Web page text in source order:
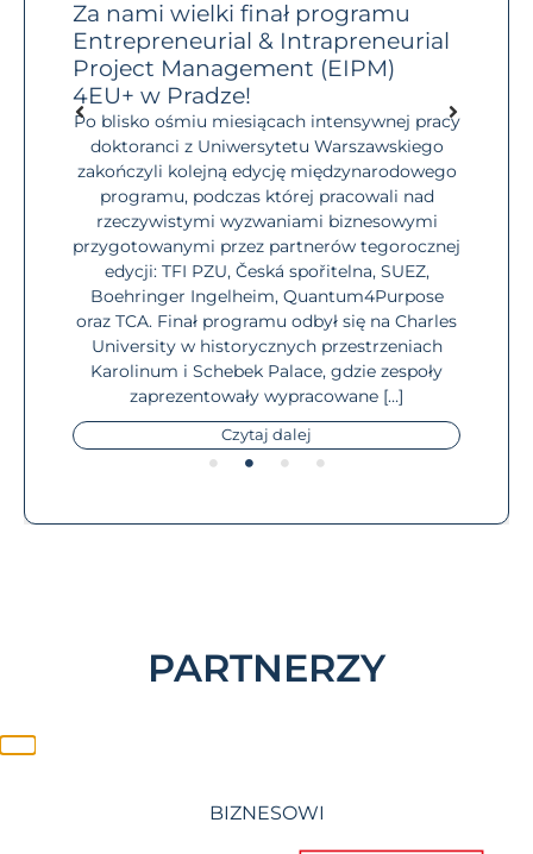
Za nami wielki finał programu
Entrepreneurial & Intrapreneurial
Project Management (EIPM)
4EU+ w Pradze!
Po blisko ośmiu miesiącach intensywnej pracy
doktoranci z Uniwersytetu Warszawskiego
zakończyli kolejną edycję międzynarodowego
programu, podczas której pracowali nad
rzeczywistymi wyzwaniami biznesowymi
przygotowanymi przez partnerów tegorocznej
edycji: TFI PZU, Česká spořitelna, SUEZ,
Boehringer Ingelheim, Quantum4Purpose
oraz TCA. Finał programu odbył się na Charles
University w historycznych przestrzeniach
Karolinum i Schebek Palace, gdzie zespoły
zaprezentowały wypracowane […]
Czytaj dalej
PARTNERZY
BIZNESOWI